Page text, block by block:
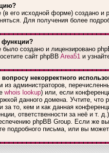
(в его исходной форме) создано и
Для получения более
функции?
было создано и лицензировано
сайт phpBB Area51 и
некорректного
администраторов,
whois lookup) или, если
данного домена. Учтите, что
за то, кем и как данная
ответственности за неё и т.
phpBB Group. Если же
подробного письма, или вы